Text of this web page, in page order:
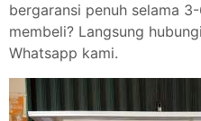
bergaransi penuh selama
membeli? Langsung
Whatsapp kami.